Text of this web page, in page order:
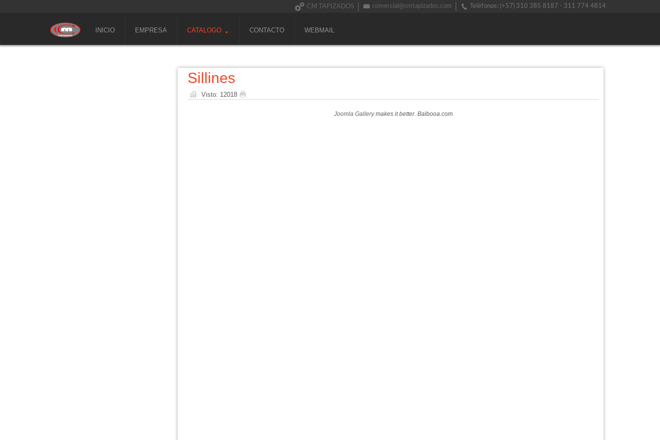
Teléfonos: (+57) 310 385 8187 - 311 774 4814
comercial@cmtapizados.com
CM TAPIZADOS
INICIO EMPRESA CATALOGO CONTACTO WEBMAIL
Sillines
Visto: 12018
Joomla Gallerymakes it better. Balbooa.com